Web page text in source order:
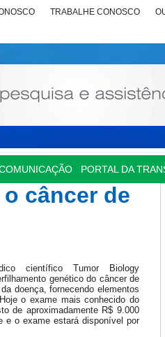
TRABALHE CONOSCO
PORTAL DA
câncer de
científico Tumor Biology
genético do câncer de
doença, fornecendo elementos
o exame mais conhecido do
de aproximadamente R$ 9.000
e o exame estará disponível por